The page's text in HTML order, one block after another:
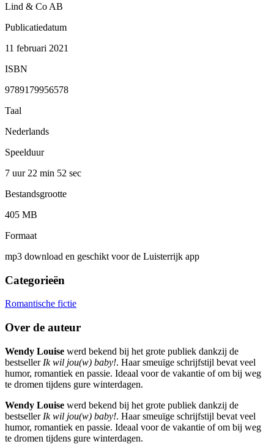
Lind & Co AB
Publicatiedatum
11 februari 2021
ISBN
9789179956578
Taal
Nederlands
Speelduur
7 uur 22 min 52 sec
Bestandsgrootte
405 MB
Formaat
mp3 download en geschikt voor de Luisterrijk app
Categorieën
Romantische fictie
Over de auteur
Wendy Louise werd bekend bij het grote publiek dankzij de
bestseller Ik wil jou(w) baby!. Haar smeuïge schrijfstijl bevat veel
humor, romantiek en passie. Ideaal voor de vakantie of om bij weg
te dromen tijdens gure winterdagen.
Wendy Louise werd bekend bij het grote publiek dankzij de
bestseller Ik wil jou(w) baby!. Haar smeuïge schrijfstijl bevat veel
humor, romantiek en passie. Ideaal voor de vakantie of om bij weg
te dromen tijdens gure winterdagen.